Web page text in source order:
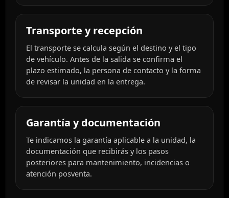
Transporte y recepción
El transporte se calcula según el destino y el tipo
de vehículo. Antes de la salida se confirma el
plazo estimado, la persona de contacto y la forma
de revisar la unidad en la entrega.
Garantía y documentación
Te indicamos la garantía aplicable a la unidad, la
documentación que recibirás y los pasos
posteriores para mantenimiento, incidencias o
atención posventa.